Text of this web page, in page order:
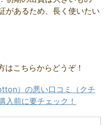
があるため、長く使いたい
こちらからどうぞ！
）の悪い口コミ（クチ
入前に要チェック！